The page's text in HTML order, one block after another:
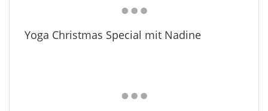
Yoga Christmas Special mit Nadine